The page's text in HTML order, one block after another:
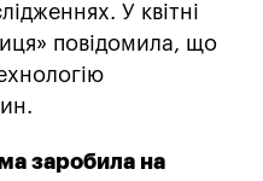
У квітні
повідомила, що
заробила на